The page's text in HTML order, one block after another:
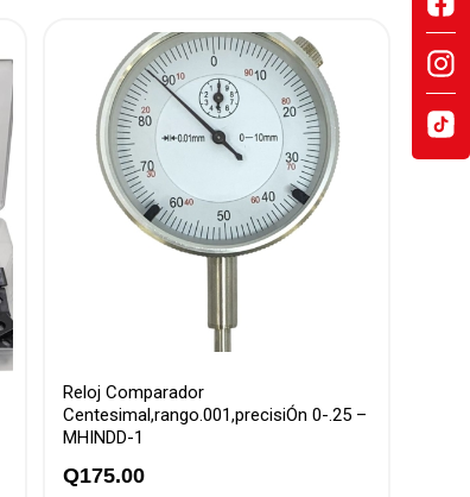
Reloj Comparador
Centesimal,rango.001,precisiÓn 0-.25 –
MHINDD-1
Q175.00